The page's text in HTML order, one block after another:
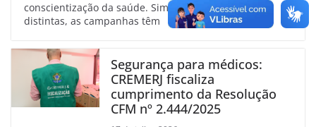
conscientização da saúde. Simbolizadas por cores
distintas, as campanhas têm
Segurança para médicos:
CREMERJ fiscaliza
cumprimento da Resolução
CFM nº 2.444/2025